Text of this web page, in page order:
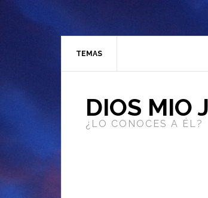
TEMAS
DIOS MIO
¿LO CONOCES A ÉL?